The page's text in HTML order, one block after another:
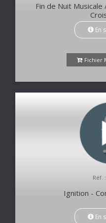
Fin de Nuit
En
Fichier
Réf. :
Ignition -
En